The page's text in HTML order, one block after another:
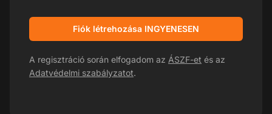
Fiók létrehozása INGYENESEN
A regisztráció során elfogadom az ÁSZF-et és az
Adatvédelmi szabályzatot.